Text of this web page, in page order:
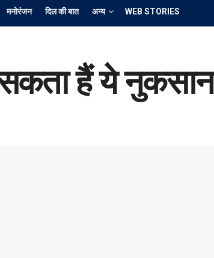
मनोरंजन दिल की बात अन्य WEB STORIES
सकता हैं ये नुकसान